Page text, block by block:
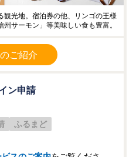
観光地。宿泊券の他、リンゴの王様
州サーモン」等美味しい食も豊富。
ご紹介
ン申請
ふるまど